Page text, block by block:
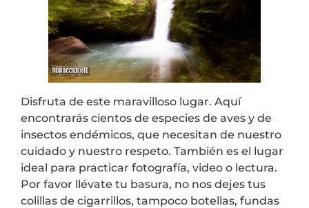
Disfruta de este maravilloso lugar. Aquí
encontrarás cientos de especies de aves y de
insectos endémicos, que necesitan de nuestro
cuidado y nuestro respeto. También es el lugar
ideal para practicar fotografía, video o lectura.
Por favor llévate tu basura, no nos dejes tus
colillas de cigarrillos, tampoco botellas, fundas